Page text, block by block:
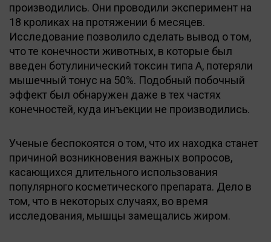
производились. Они проводили эксперимент на
18 кроликах на протяжении 6 месяцев.
Исследование позволило сделать вывод о том,
что те конечности животных, в которые был
введен ботулинический токсин типа А, потеряли
мышечный тонус на 50%. Подобный побочный
эффект был обнаружен даже в тех частях
конечностей, куда инъекции не производились.
Ученые беспокоятся о том, что их находка станет
причиной возникновения важных вопросов,
касающихся длительного использования
популярного косметического препарата. Дело в
том, что в некоторых случаях, во время
исследования, мышцы замещались жиром.